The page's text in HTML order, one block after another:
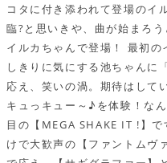
コタに付き添われて登場のイ
臨?と思いきや、曲が始まろ
イルカちゃんで登場！ 最初の
しきりに気にする池ちゃんに
応え、笑いの渦。期待はして
キュっキュー～♪を体験！な
目の【MEGA SHAKE IT !】
けで大歓声の【ファントムヴ